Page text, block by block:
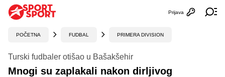
Otvori
Prijava
POČETNA FUDBAL PRIMERA DIVISION
Turski fudbaler otišao u Bašakšehir
Mnogi su zaplakali nakon dirljivog